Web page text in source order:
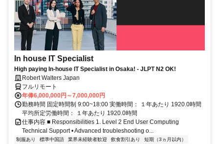
In house IT Specialist
High paying In-house IT Specialist in Osaka! - JLPT N2 OK!
Robert Walters Japan
フルリモート
年俸6,000,000円～7,000,000円
勤務時間 固定時間制 9:00~18:00 実働時間： １年あたり 1920.0時間
平均所定労働時間： １年あたり 1920.0時間
仕事内容 ■ Responsibilities 1. Level 2 End User Computing
Technical Support • Advanced troubleshooting o...
制服あり 標準中国語 業界未経験者歓迎 飲食割引あり
短期（3ヵ月以内）